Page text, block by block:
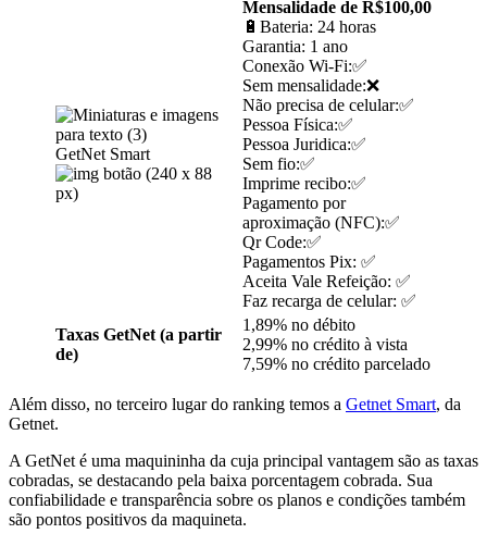
GetNet Smart
Mensalidade de R$100,00
🔋Bateria: 24 horas
Garantia: 1 ano
Conexão Wi-Fi:✅
Sem mensalidade:❌
Não precisa de celular:✅
Pessoa Física:✅
Pessoa Juridica:✅
Sem fio:✅
Imprime recibo:✅
Pagamento por
aproximação (NFC):✅
Qr Code:✅
Pagamentos Pix: ✅
Aceita Vale Refeição: ✅
Faz recarga de celular: ✅
Taxas GetNet (a partir
de)
1,89% no débito
2,99% no crédito à vista
7,59% no crédito parcelado
Além disso, no terceiro lugar do ranking temos a Getnet Smart, da
Getnet.
A GetNet é uma maquininha da cuja principal vantagem são as taxas
cobradas, se destacando pela baixa porcentagem cobrada. Sua
confiabilidade e transparência sobre os planos e condições também
são pontos positivos da maquineta.